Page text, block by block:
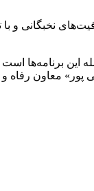
نخبگانی و
برنامه‌ها
معاون رفاه